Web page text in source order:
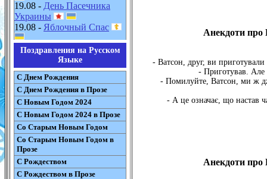
19.08 - День Пасечника
Украины
19.08 - Яблочный Спас
Поздравления на Русском
Языке
С Днем Рождения
С Днем Рождения в Прозе
С Новым Годом 2024
С Новым Годом 2024 в Прозе
Со Старым Новым Годом
Со Старым Новым Годом в
Прозе
С Рождеством
С Рождеством в Прозе
Анекдоти про
- Ватсон, друг, ви
- Приготував. Але
- Помилуйте, Ватсон, ми ж
- А це означає, що настав
Анекдоти про